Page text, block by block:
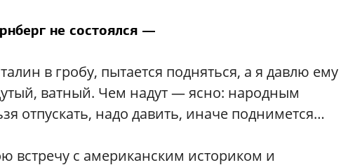
не состоялся —
в гробу, пытается подняться, а я давлю ему
ватный. Чем надут — ясно: народным
отпускать, надо давить, иначе поднимется…
встречу с американским историком и